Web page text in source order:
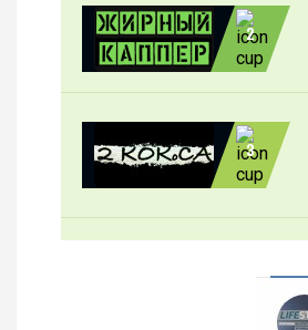
2
3